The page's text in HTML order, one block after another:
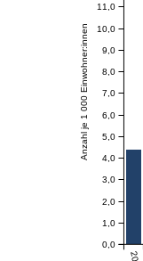
Arbeitskosten
Anzahl je 1 000 Einwohner:innen
0,0
1,0
2,0
3,0
4,0
5,0
6,0
7,0
8,0
9,0
10,0
11,0